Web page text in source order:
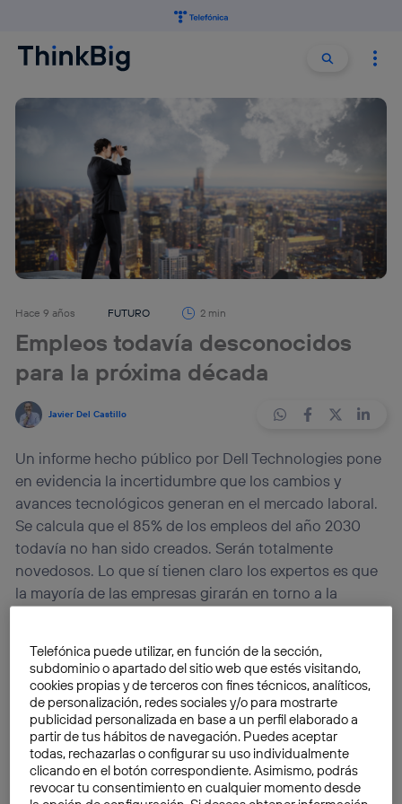
Buscar
Hace 9 años FUTURO 2 min
Empleos todavía desconocidos
para la próxima década
Javier Del Castillo
Un informe hecho público por Dell Technologies pone
en evidencia la incertidumbre que los cambios y
avances tecnológicos generan en el mercado laboral.
Se calcula que el 85% de los empleos del año 2030
todavía no han sido creados. Serán totalmente
novedosos. Lo que sí tienen claro los expertos es que
la mayoría de las empresas girarán en torno a la
Si se confirman las tendencias, la actividad laboral
las relaciones de los trabajadores con sus
empleadores van a cambiar de forma radical en las
próximas décadas. Lainteligencia artificial, la
robótica, larealidad virtual, los “cloud” – gestión de
datos fuera de los espacios físicos – y larealidad
aumentadaofreceran un panorama que en nada se
Telefónica puede utilizar, en función de la sección,
subdominio o apartado del sitio web que estés visitando,
cookies propias y de terceros con fines técnicos, analíticos,
de personalización, redes sociales y/o para mostrarte
publicidad personalizada en base a un perfil elaborado a
partir de tus hábitos de navegación. Puedes aceptar
todas, rechazarlas o configurar su uso individualmente
clicando en el botón correspondiente. Asimismo, podrás
revocar tu consentimiento en cualquier momento desde